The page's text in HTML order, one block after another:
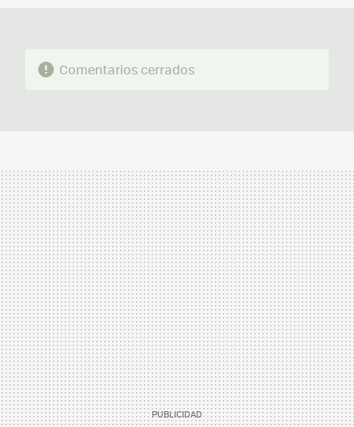
Comentarios cerrados